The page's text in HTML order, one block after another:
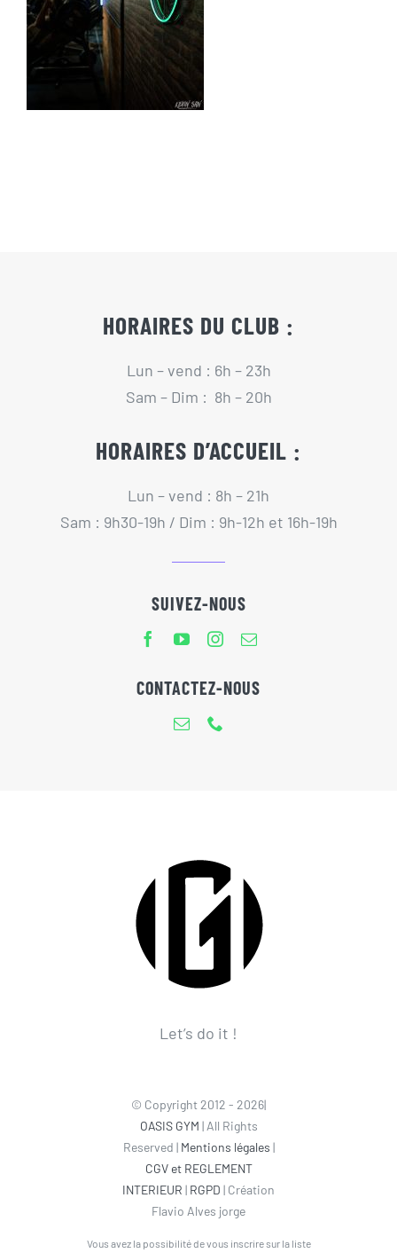
Actualités
Contact
HORAIRES DU CLUB :
Lun – vend : 6h – 23h
Sam – Dim : 8h – 20h
HORAIRES D’ACCUEIL :
Lun – vend : 8h – 21h
Sam : 9h30-19h / Dim : 9h-12h et 16h-19h
SUIVEZ-NOUS
CONTACTEZ-NOUS
Let’s do it !
© Copyright 2012 - 2026|
OASIS GYM | All Rights
Reserved | Mentions légales |
CGV et REGLEMENT
INTERIEUR | RGPD | Création
Flavio Alves jorge
Vous avez la possibilité de vous inscrire sur la liste